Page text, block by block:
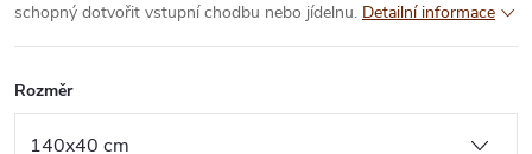
schopný dotvořit vstupní chodbu nebo jídelnu. Detailní informace
Rozměr